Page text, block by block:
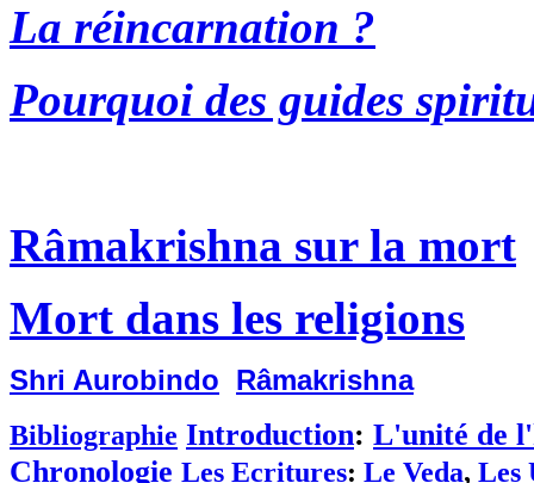
La réincarnation ?
Pourquoi des guides
Râmakrishna sur la mort
Mort dans les religions
Shri Aurobindo Râmakrishna
Bibliographie Introduction: L'unité de
Chronologie Les Ecritures: Le Veda, Les